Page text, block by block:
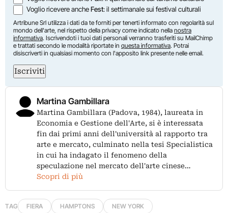
Voglio ricevere ancheFest: il settimanale sui festival culturali
Artribune Srl utilizza i dati da te forniti per tenerti informato con regolarità sul
mondo dell'arte, nel rispetto della privacy come indicato nella nostra
informativa. Iscrivendoti i tuoi dati personali verranno trasferiti su MailChimp
e trattati secondo le modalità riportate in questa informativa. Potrai
disiscriverti in qualsiasi momento con l'apposito link presente nelle email.
Iscriviti
Martina Gambillara
Martina Gambillara (Padova, 1984), laureata in
Economia e Gestione dell'Arte, si è interessata
fin dai primi anni dell'università al rapporto tra
arte e mercato, culminato nella tesi Specialistica
in cui ha indagato il fenomeno della
speculazione nel mercato dell'arte cinese…
Scopri di più
TAG FIERA HAMPTONS NEW YORK